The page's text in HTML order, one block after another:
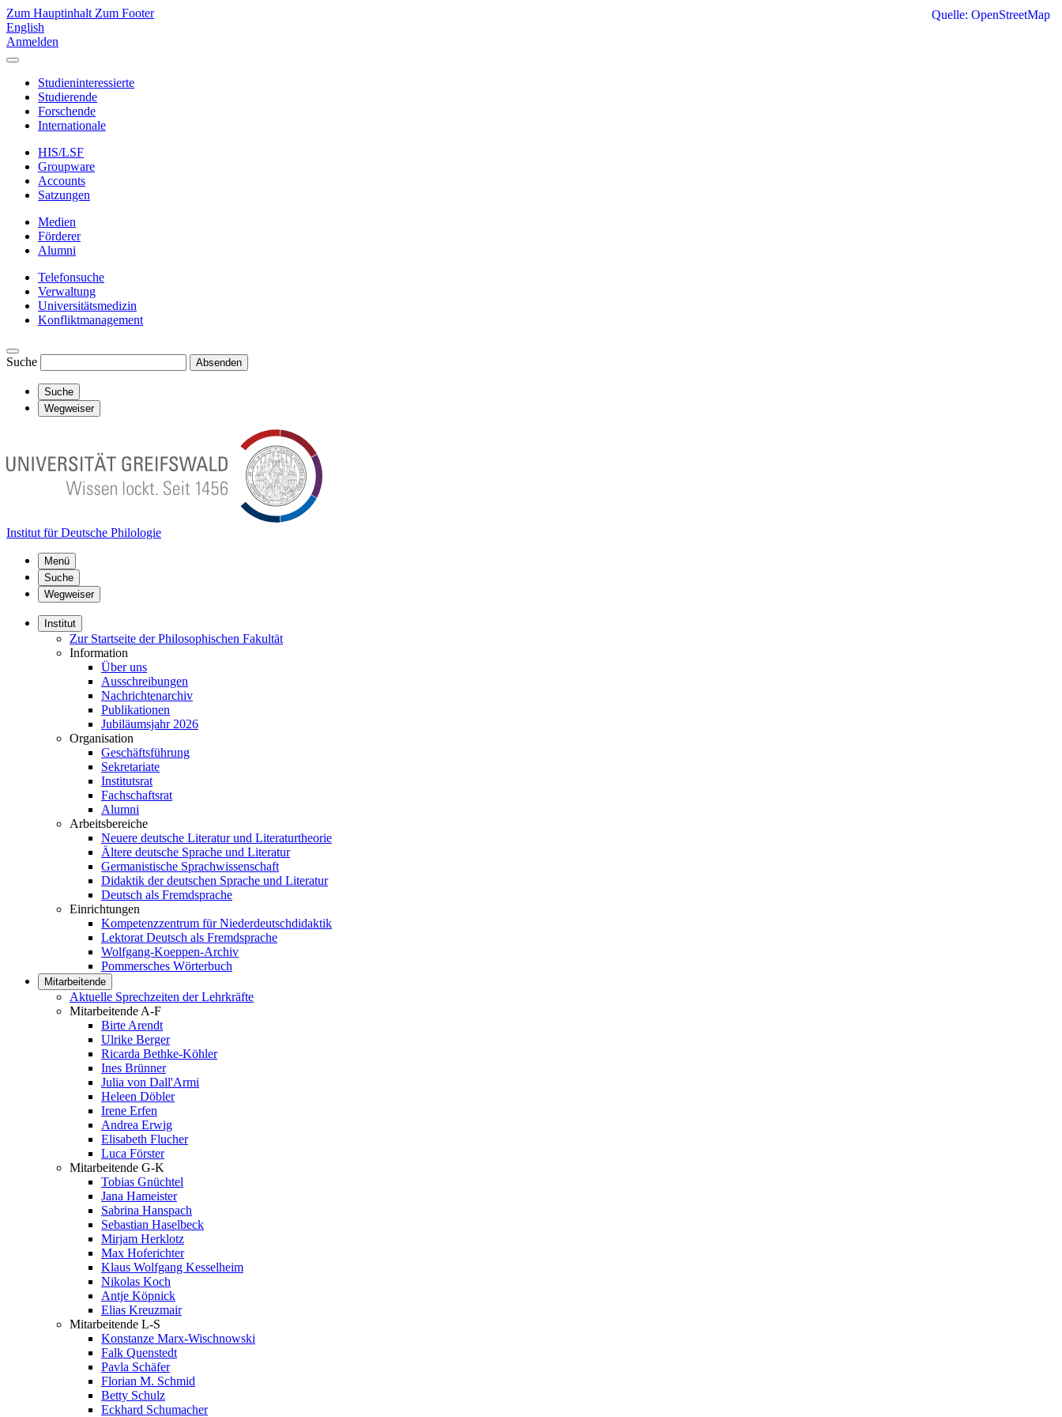
Zum Hauptinhalt Zum Footer
English
Anmelden
Studieninteressierte
Studierende
Forschende
Internationale
HIS/LSF
Groupware
Accounts
Satzungen
Medien
Förderer
Alumni
Telefonsuche
Verwaltung
Universitätsmedizin
Konfliktmanagement
Suche Absenden
Suche
Wegweiser
Institut für Deutsche Philologie
Menü
Suche
Wegweiser
Institut
Zur Startseite der Philosophischen Fakultät
Information
Über uns
Ausschreibungen
Nachrichtenarchiv
Publikationen
Jubiläumsjahr 2026
Organisation
Geschäftsführung
Sekretariate
Institutsrat
Fachschaftsrat
Alumni
Arbeitsbereiche
Neuere deutsche Literatur und Literaturtheorie
Ältere deutsche Sprache und Literatur
Germanistische Sprachwissenschaft
Didaktik der deutschen Sprache und Literatur
Deutsch als Fremdsprache
Einrichtungen
Kompetenzzentrum für Niederdeutschdidaktik
Lektorat Deutsch als Fremdsprache
Wolfgang-Koeppen-Archiv
Pommersches Wörterbuch
Mitarbeitende
Aktuelle Sprechzeiten der Lehrkräfte
Mitarbeitende A-F
Birte Arendt
Ulrike Berger
Ricarda Bethke-Köhler
Ines Brünner
Julia von Dall'Armi
Heleen Döbler
Irene Erfen
Andrea Erwig
Elisabeth Flucher
Luca Förster
Mitarbeitende G-K
Tobias Gnüchtel
Jana Hameister
Sabrina Hanspach
Sebastian Haselbeck
Mirjam Herklotz
Max Hoferichter
Klaus Wolfgang Kesselheim
Nikolas Koch
Antje Köpnick
Elias Kreuzmair
Mitarbeitende L-S
Konstanze Marx-Wischnowski
Falk Quenstedt
Pavla Schäfer
Florian M. Schmid
Betty Schulz
Eckhard Schumacher
Quelle: OpenStreetMap